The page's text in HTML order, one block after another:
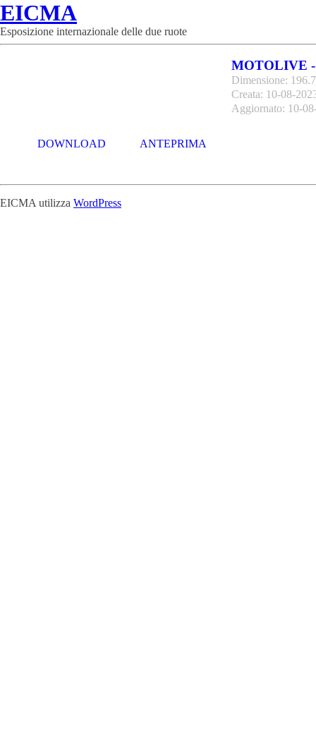
EICMA
Esposizione internazionale delle due ruote
MOTOLIVE -
Dimensione:
Creata: 10-08-
Aggiornato: 10-
DOWNLOAD ANTEPRIMA
EICMA utilizza WordPress